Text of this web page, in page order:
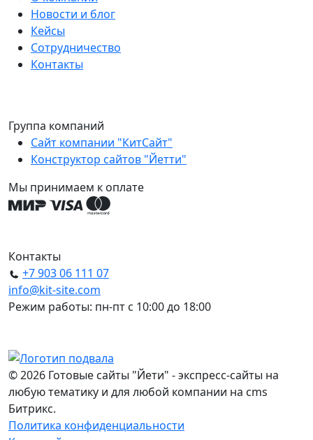
Новости и блог
Кейсы
Сотрудничество
Контакты
Группа компаний
Сайт компании "КитСайт"
Конструктор сайтов "Йетти"
Мы принимаем к оплате
Контакты
+7 903 06 111 07
info@kit-site.com
Режим работы: пн-пт с 10:00 до 18:00
© 2026 Готовые сайты "Йети" - экспресс-сайты на
любую тематику и для любой компании на cms
Битрикс.
Политика конфиденциальности